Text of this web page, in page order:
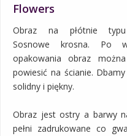
Flowers
Obraz na płótnie typu
Sosnowe krosna. Po
opakowania obraz
powiesić na ścianie.
solidny i piękny.
Obraz jest ostry a barwy
pełni zadrukowane co